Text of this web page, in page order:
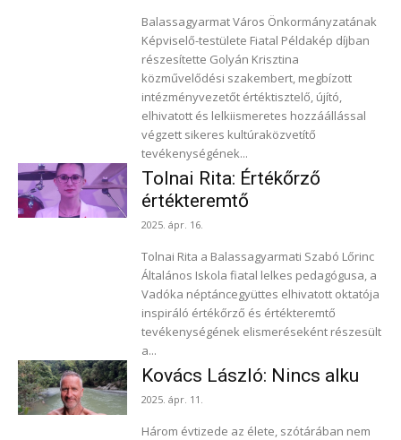
Balassagyarmat Város Önkormányzatának
Képviselő-testülete Fiatal Példakép díjban
részesítette Golyán Krisztina
közművelődési szakembert, megbízott
intézményvezetőt értéktisztelő, újító,
elhivatott és lelkiismeretes hozzáállással
végzett sikeres kultúraközvetítő
tevékenységének...
Tolnai Rita: Értékőrző
értékteremtő
2025. ápr. 16.
Tolnai Rita a Balassagyarmati Szabó Lőrinc
Általános Iskola fiatal lelkes pedagógusa, a
Vadóka néptáncegyüttes elhivatott oktatója
inspiráló értékőrző és értékteremtő
tevékenységének elismeréseként részesült
a...
Kovács László: Nincs alku
2025. ápr. 11.
Három évtizede az élete, szótárában nem